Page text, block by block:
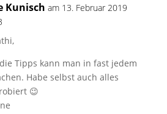
Kunisch am 13. Februar 2019
Tipps kann man in fast jedem
Habe selbst auch alles
😉